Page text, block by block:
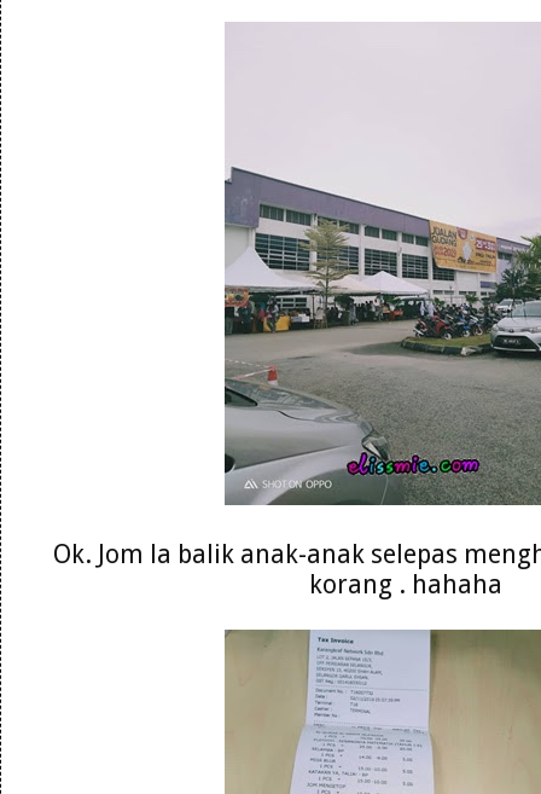
Ok. Jom la balik anak-anak selepas
korang . hahaha